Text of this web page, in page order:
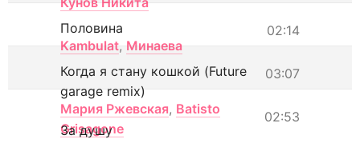
02:14
Половина
Kambulat, Минаева
03:07
Когда я стану кошкой (Future
garage remix)
Мария Ржевская, Batisto
Grisagone
02:53
За душу